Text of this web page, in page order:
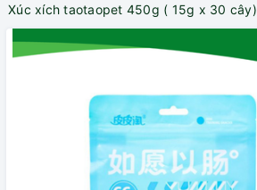
Xúc xích taotaopet 450g ( 15g x 30 cây)